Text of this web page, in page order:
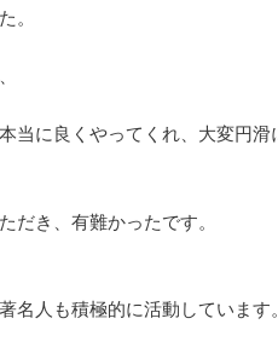
。
当に良くやってくれ、大変円滑
だき、有難かったです。
人も積極的に活動しています。